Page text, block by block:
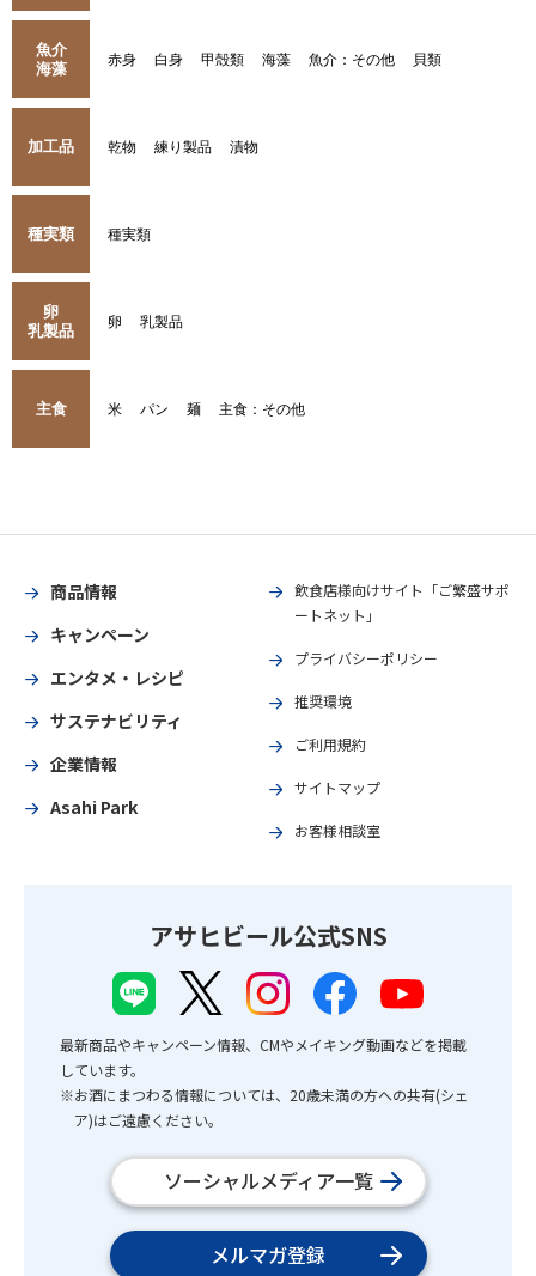
魚介
海藻
赤身 白身 甲殻類 海藻 魚介：その他 貝類
加工品 乾物 練り製品 漬物
種実類 種実類
卵
乳製品
卵 乳製品
主食 米 パン 麺 主食：その他
商品情報
キャンペーン
エンタメ・レシピ
サステナビリティ
企業情報
Asahi Park
飲食店様向けサイト「ご繁盛サポ
ートネット」
プライバシーポリシー
推奨環境
ご利用規約
サイトマップ
お客様相談室
アサヒビール公式SNS
最新商品やキャンペーン情報、CMやメイキング動画などを掲載
しています。
※お酒にまつわる情報については、20歳未満の方への共有(シェ
ア)はご遠慮ください。
ソーシャルメディア一覧
メルマガ登録